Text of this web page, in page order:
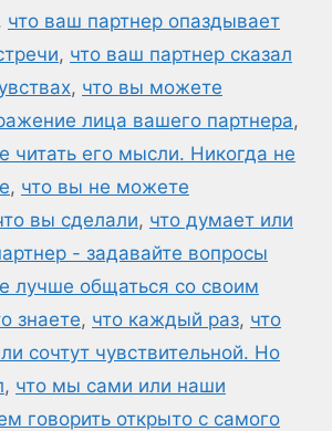
что ваш партнер опаздывает
, что ваш партнер сказал
, что вы можете
лица вашего партнера,
читать его мысли. Никогда не
, что вы не можете
вы сделали, что думает или
- задавайте вопросы
лучше общаться со своим
знаете, что каждый раз, что
сочтут чувствительной. Но
, что мы сами или наши
говорить открыто с самого